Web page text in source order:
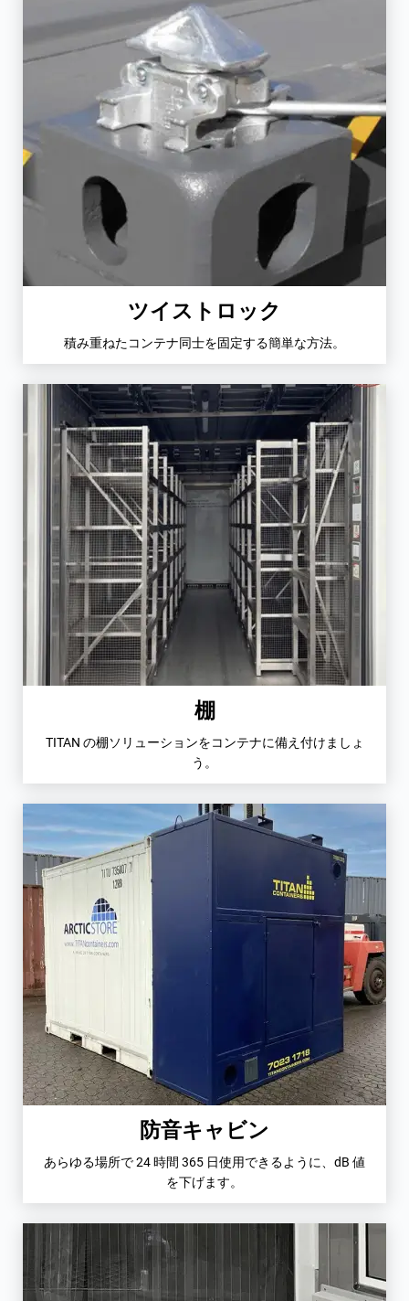
ツイストロック
積み重ねたコンテナ同士を固定する簡単な方法。
棚
TITAN の棚ソリューションをコンテナに備え付けましょ
う。
防音キャビン
あらゆる場所で 24 時間 365 日使用できるように、dB 値
を下げます。